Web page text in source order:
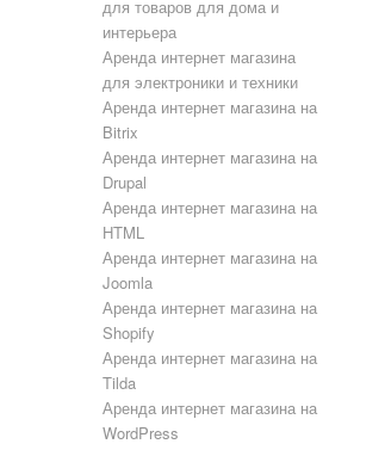
для товаров для дома и
интерьера
Аренда интернет магазина
для электроники и техники
Аренда интернет магазина на
Bitrix
Аренда интернет магазина на
Drupal
Аренда интернет магазина на
HTML
Аренда интернет магазина на
Joomla
Аренда интернет магазина на
Shopify
Аренда интернет магазина на
Tilda
Аренда интернет магазина на
WordPress